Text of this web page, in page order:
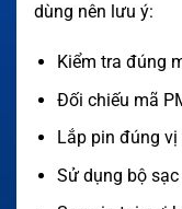
dùng nên lưu ý:
Kiểm tra đúng
Đối chiếu mã
Lắp pin đúng
Sử dụng bộ